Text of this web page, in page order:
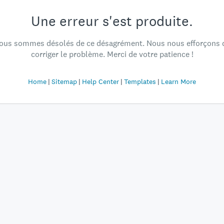
Une erreur s'est produite.
sommes désolés de ce désagrément. Nous nous efforçons
corriger le problème. Merci de votre patience !
Home Sitemap Help Center Templates Learn More